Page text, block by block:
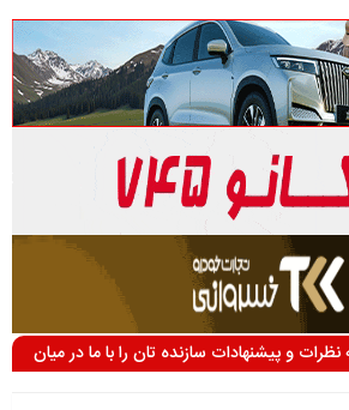
و پیشنهادات سازنده تان را با ما در میان